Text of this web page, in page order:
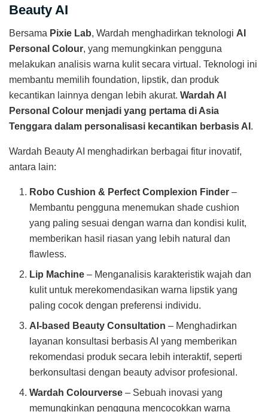
Beauty AI
Bersama Pixie Lab, Wardah menghadirkan teknologi AI
Personal Colour, yang memungkinkan pengguna
melakukan analisis warna kulit secara virtual. Teknologi ini
membantu memilih foundation, lipstik, dan produk
kecantikan lainnya dengan lebih akurat. Wardah AI
Personal Colour menjadi yang pertama di Asia
Tenggara dalam personalisasi kecantikan berbasis AI .
Wardah Beauty AI menghadirkan berbagai fitur inovatif,
antara lain:
Robo Cushion & Perfect Complexion Finder –
Membantu pengguna menemukan shade cushion
yang paling sesuai dengan warna dan kondisi kulit,
memberikan hasil riasan yang lebih natural dan
flawless.
Lip Machine – Menganalisis karakteristik wajah dan
kulit untuk merekomendasikan warna lipstik yang
paling cocok dengan preferensi individu.
AI-based Beauty Consultation – Menghadirkan
layanan konsultasi berbasis AI yang memberikan
rekomendasi produk secara lebih interaktif, seperti
berkonsultasi dengan beauty advisor profesional.
Wardah Colourverse – Sebuah inovasi yang
memungkinkan pengguna mencocokkan warna